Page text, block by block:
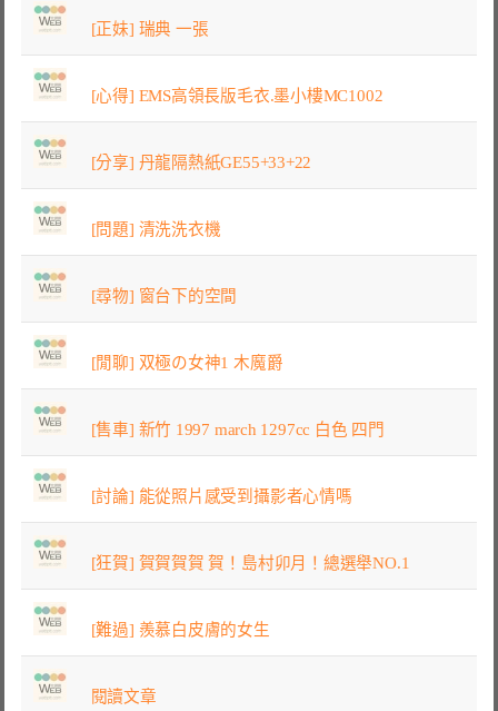
[正妹] 瑞典 一張
[心得] EMS高領長版毛衣.墨小樓MC1002
[分享] 丹龍隔熱紙GE55+33+22
[問題] 清洗洗衣機
[尋物] 窗台下的空間
[閒聊] 双極の女神1 木魔爵
[售車] 新竹 1997 march 1297cc 白色 四門
[討論] 能從照片感受到攝影者心情嗎
[狂賀] 賀賀賀賀 賀！島村卯月！總選舉NO.1
[難過] 羨慕白皮膚的女生
閱讀文章